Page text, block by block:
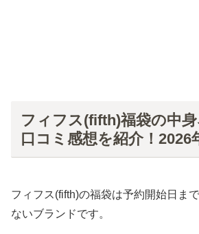
フィフス(fifth)福袋の中身
口コミ感想を紹介！2026
フィフス(fifth)の福袋は予約開始日ま
ないブランドです。